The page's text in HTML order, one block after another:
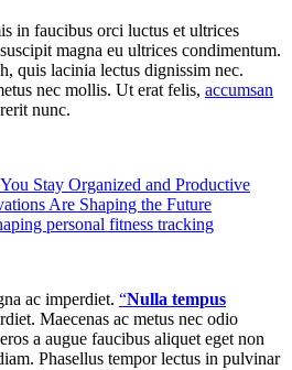
in faucibus orci luctus et ultrices
magna eu ultrices condimentum.
quis lacinia lectus dignissim nec.
nec mollis. Ut erat felis, accumsan
nunc.
Stay Organized and Productive
Are Shaping the Future
personal fitness tracking
ac imperdiet. “Nulla tempus
Maecenas ac metus nec odio
a augue faucibus aliquet eget non
Phasellus tempor lectus in pulvinar